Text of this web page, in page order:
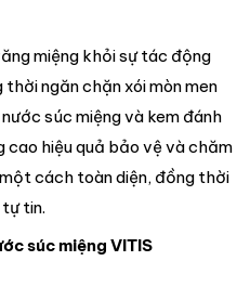
miệng khỏi sự tác động
ngăn chặn xói mòn men
súc miệng và kem đánh
cao hiệu quả bảo vệ và chăm
cách toàn diện, đồng thời
tin.
súc miệng VITIS